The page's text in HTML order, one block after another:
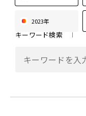
2023年
キーワード検索